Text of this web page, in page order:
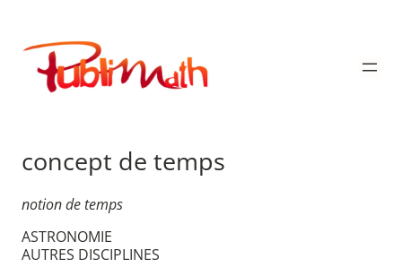
contenu
Publimath
concept de temps
notion de temps
ASTRONOMIE
AUTRES DISCIPLINES